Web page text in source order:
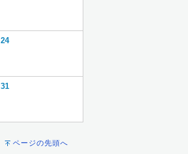
24
31
ページの先頭へ